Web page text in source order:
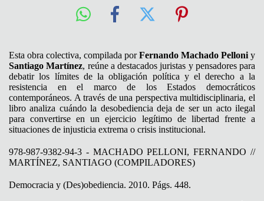
Esta obra colectiva, compilada porFernando Machado Pelloni y
Santiago Martínez, reúne a destacados juristas y pensadores para
debatir los límites de la obligación política y el derecho a la
resistencia en el marco de los Estados democráticos
contemporáneos. A través de una perspectiva multidisciplinaria, el
libro analiza cuándo la desobediencia deja de ser un acto ilegal
para convertirse en un ejercicio legítimo de libertad frente a
situaciones de injusticia extrema o crisis institucional.
978-987-9382-94-3 - MACHADO PELLONI, FERNANDO //
MARTÍNEZ, SANTIAGO (COMPILADORES)
Democracia y (Des)obediencia. 2010. Págs. 448.